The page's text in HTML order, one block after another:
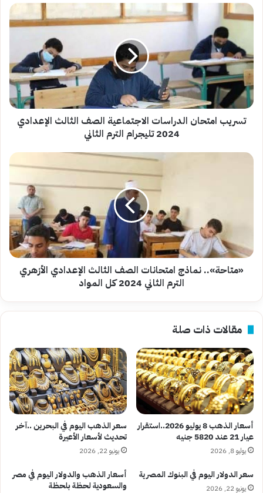
تسريب
امتحان
الدراسات
الاجتماعية
الصف
الثالث
الإعدادي
2024
تليجرام
الترم
تسريب امتحان الدراسات الاجتماعية الصف الثالث الإعدادي
2024 تليجرام الترم الثاني
«متاحة»..
الإعدادي
الترم
الثاني
2024
«متاحة».. نماذج امتحانات الصف الثالث الإعدادي الأزهري
الترم الثاني 2024 كل المواد
مقالات ذات صلة
أسعار الذهب 8 يوليو 2026..استقرار
عيار 21 عند 5820 جنيه
يوليو 8, 2026
سعر الذهب اليوم في البحرين ..آخر
تحديث لأسعار الأعيرة
يونيو 22, 2026
سعر الدولار اليوم في البنوك المصرية
يونيو 22, 2026
أسعار الذهب والدولار اليوم في مصر
والسعودية لحظة بلحظة